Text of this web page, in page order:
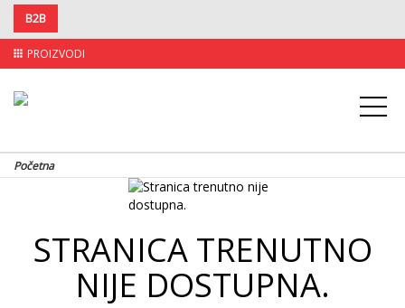
B2B
apps PROIZVODI
Početna
STRANICA TRENUTNO
NIJE DOSTUPNA.